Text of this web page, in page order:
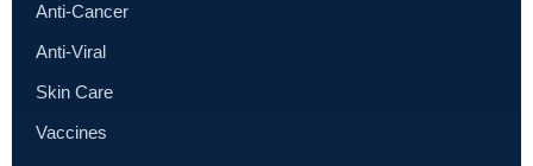
Anti-Cancer
Anti-Viral
Skin Care
Vaccines